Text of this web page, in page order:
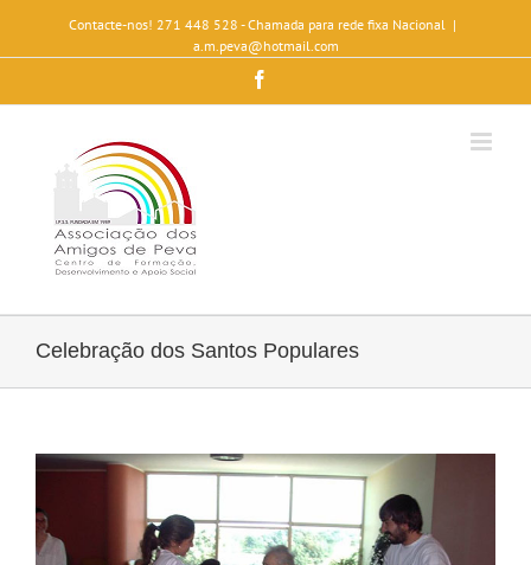
Contacte-nos! 271 448 528 - Chamada para rede fixa Nacional |
a.m.peva@hotmail.com
Celebração dos Santos Populares
View
Image